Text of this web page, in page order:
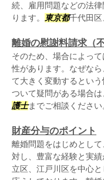
続、雇用問題などの法
ります。
東京都千代田区
離婚の慰謝料請求（
そのため、場合によっ
性があります。なぜな
て大きく変動するとい
ついて疑問がある場合
護士までご相談ください
財産分与のポイント
離婚問題をはじめとし
対し、豊富な経験と実績
立区、江戸川区を中心